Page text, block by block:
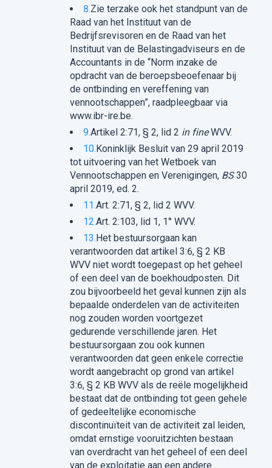
8.Zie terzake ook het standpunt van de
Raad van het Instituut van de
Bedrijfsrevisoren en de Raad van het
Instituut van de Belastingadviseurs en de
Accountants in de “Norm inzake de
opdracht van de beroepsbeoefenaar bij
de ontbinding en vereffening van
vennootschappen”, raadpleegbaar via
www.ibr-ire.be.
9.Artikel 2:71, § 2, lid 2 in fine WVV.
10.Koninklijk Besluit van 29 april 2019
tot uitvoering van het Wetboek van
Vennootschappen en Verenigingen, BS 30
april 2019, ed. 2.
11.Art. 2:71, § 2, lid 2 WVV.
12.Art. 2:103, lid 1, 1° WVV.
13.Het bestuursorgaan kan
verantwoorden dat artikel 3:6, § 2 KB
WVV niet wordt toegepast op het geheel
of een deel van de boekhoudposten. Dit
zou bijvoorbeeld het geval kunnen zijn als
bepaalde onderdelen van de activiteiten
nog zouden worden voortgezet
gedurende verschillende jaren. Het
bestuursorgaan zou ook kunnen
verantwoorden dat geen enkele correctie
wordt aangebracht op grond van artikel
3:6, § 2 KB WVV als de reële mogelijkheid
bestaat dat de ontbinding tot geen gehele
of gedeeltelijke economische
discontinuïteit van de activiteit zal leiden,
omdat ernstige vooruitzichten bestaan
van overdracht van het geheel of een deel
van de exploitatie aan een andere